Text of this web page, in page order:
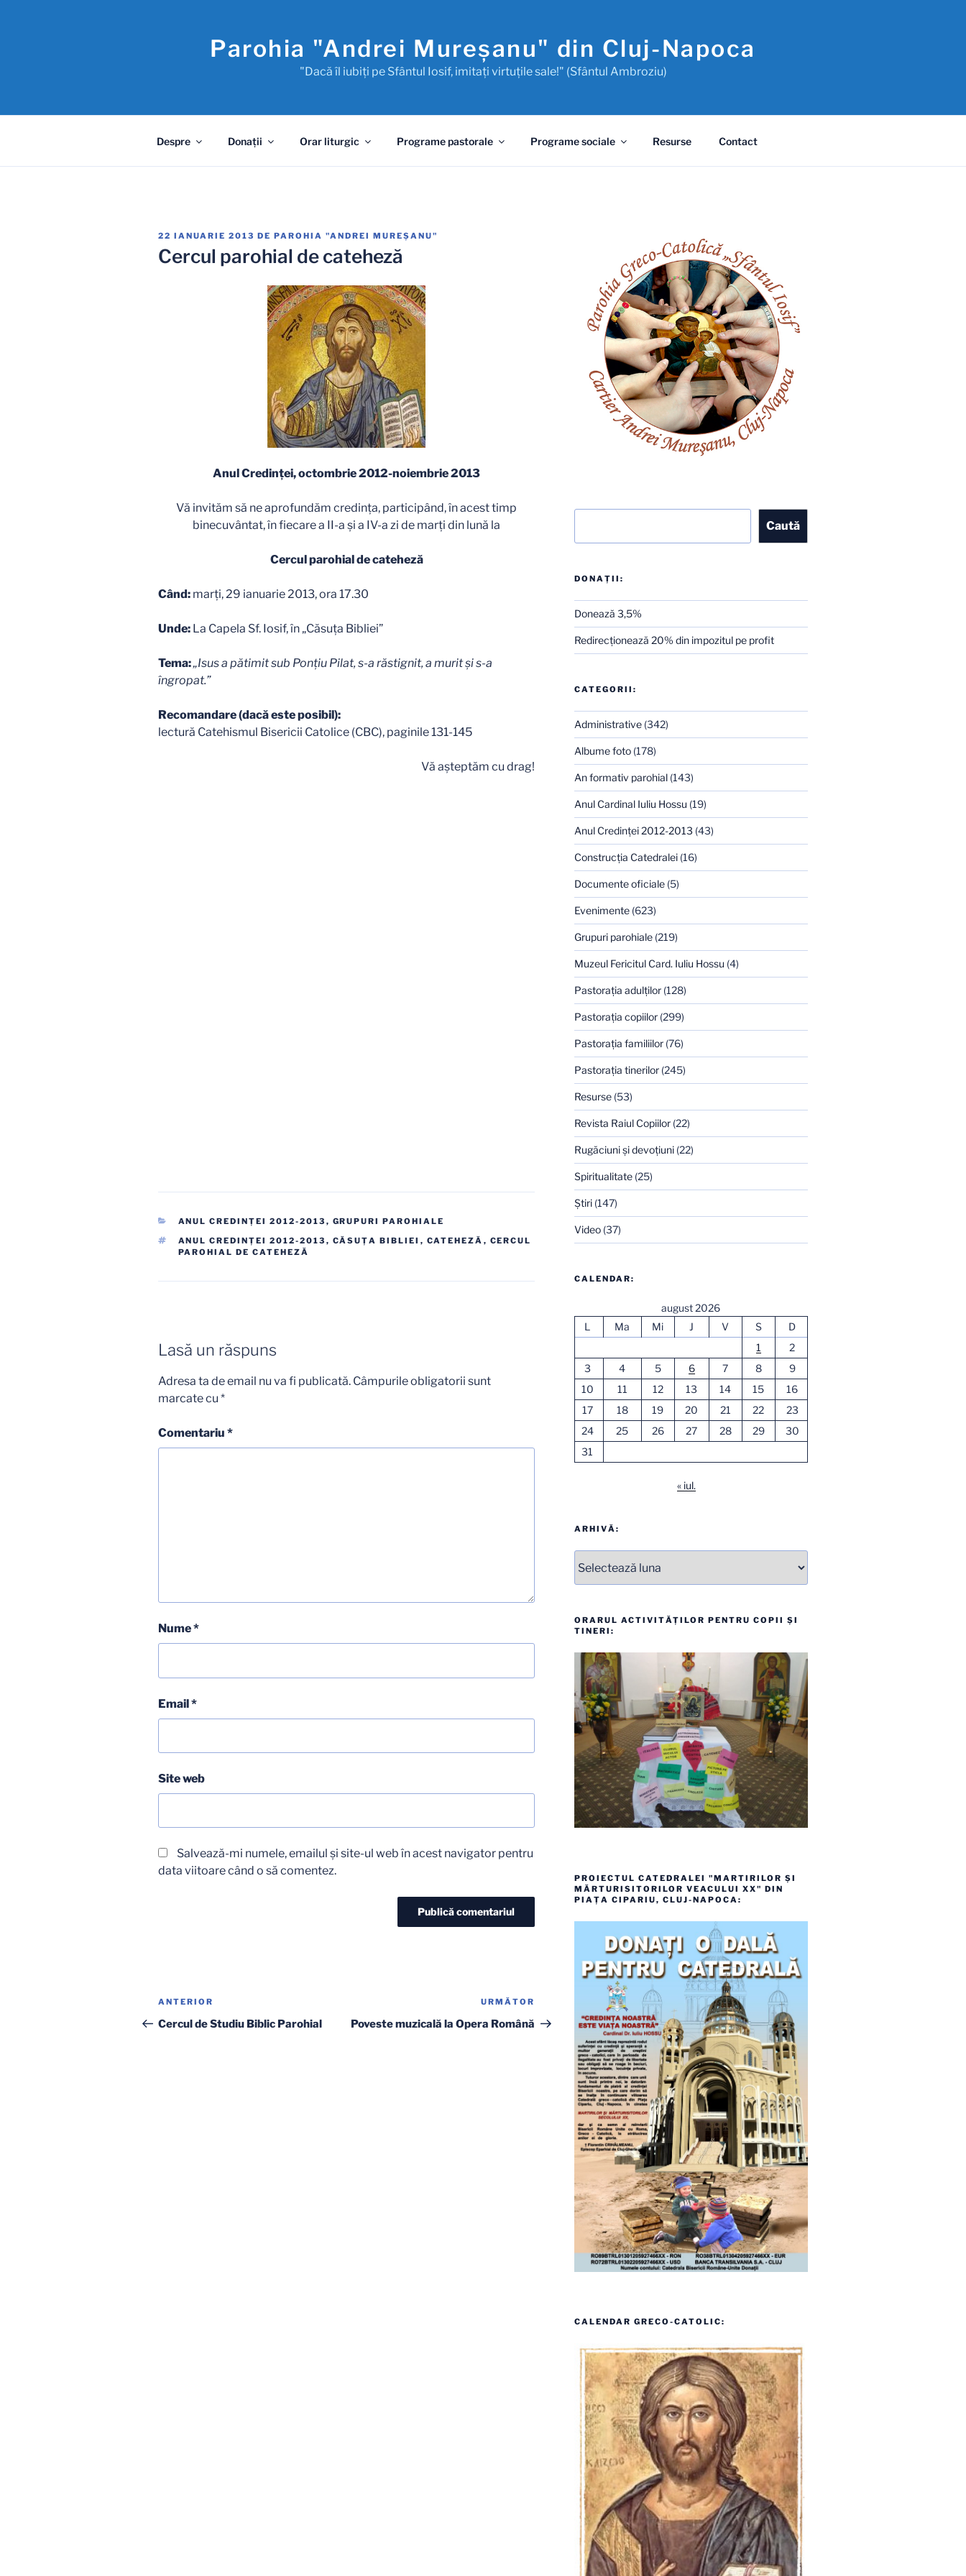
Parohia "Andrei Mureşanu" din Cluj-Napoca
"Dacă îl iubiţi pe Sfântul Iosif, imitaţi virtuţile sale!" (Sfântul Ambroziu)
Despre Donaţii Orar liturgic Programe pastorale Programe sociale Resurse Contact
PUBLICAT
PE
22 IANUARIE 2013 DE PAROHIA "ANDREI MUREŞANU"
Cercul parohial de cateheză
Anul Credinţei, octombrie 2012-noiembrie 2013
Vă invităm să ne aprofundăm credinţa, participând, în acest timp
binecuvântat, în fiecare a II-a şi a IV-a zi de marţi din lună la
Cercul parohial de cateheză
Când: marţi, 29 ianuarie 2013, ora 17.30
Unde: La Capela Sf. Iosif, în „Căsuţa Bibliei”
Tema:„Isus a pătimit sub Ponţiu Pilat, s-a răstignit, a murit şi s-a
îngropat.”
Recomandare (dacă este posibil):
lectură Catehismul Bisericii Catolice (CBC), paginile 131-145
Vă aşteptăm cu drag!
CATEGORII
ANUL CREDINŢEI 2012-2013 , GRUPURI PAROHIALE
ETICHETE
ANUL CREDINŢEI 2012-2013 , CĂSUŢA BIBLIEI , CATEHEZĂ , CERCUL
PAROHIAL DE CATEHEZĂ
Lasă un răspuns
Adresa ta de email nu va fi publicată. Câmpurile obligatorii sunt
marcate cu *
Comentariu *
Nume*
Email*
Site web
Salvează-mi numele, emailul și site-ul web în acest navigator pentru
data viitoare când o să comentez.
Navigare
în
Articolul
anterior
ANTERIOR
Cercul de Studiu Biblic Parohial
următor
URMĂTOR
Poveste muzicală la Opera Română
Caută
DONAȚII:
Donează 3,5%
Redirecţionează 20% din impozitul pe profit
CATEGORII:
Administrative(342)
Albume foto(178)
An formativ parohial(143)
Anul Cardinal Iuliu Hossu (19)
Anul Credinţei 2012-2013 (43)
Construcţia Catedralei(16)
Documente oficiale(5)
Evenimente(623)
Grupuri parohiale(219)
Muzeul Fericitul Card. Iuliu Hossu (4)
Pastoraţia adulţilor(128)
Pastoraţia copiilor(299)
Pastoraţia familiilor(76)
Pastoraţia tinerilor(245)
Resurse(53)
Revista Raiul Copiilor(22)
Rugăciuni şi devoţiuni(22)
Spiritualitate(25)
Ştiri(147)
Video(37)
CALENDAR:
august 2026
L
Ma Mi J V S
D
1
2
3
4 5 6 7 8
9
10
11 12 13 14 15
16
17
18 19 20 21 22
23
24
25 26 27 28 29
30
31
« iul.
ARHIVĂ:
ORARUL ACTIVITĂȚILOR PENTRU COPII ȘI
TINERI:
PROIECTUL CATEDRALEI "MARTIRILOR ȘI
MĂRTURISITORILOR VEACULUI XX" DIN
PIAȚA CIPARIU, CLUJ-NAPOCA:
CALENDAR GRECO-CATOLIC: